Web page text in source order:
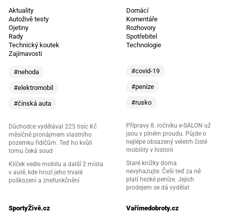
Aktuality
Autoživě testy
Ojetiny
Rady
Technický koutek
Zajímavosti
#nehoda
#elektromobil
#čínská auta
Důchodce vydělával 225 tisíc Kč
měsíčně pronájmem vlastního
pozemku řidičům. Teď ho kvůli
tomu čeká soud
Klíček vedle mobilu a další 2 místa
v autě, kde hrozí jeho trvalé
poškození a znefunkčnění
Domácí
Komentáře
Rozhovory
Spotřebitel
Technologie
#covid-19
#peníze
#rusko
Přípravy 8. ročníku e-SALON už
jsou v plném proudu. Půjde o
nejlépe obsazený veletrh čisté
mobility v historii
Staré knížky doma
nevyhazujte. Češi teď za ně
platí hezké peníze. Jejich
prodejem se dá vydělat
SportyŽivě.cz
Vařímedobroty.cz